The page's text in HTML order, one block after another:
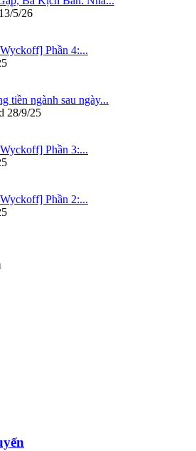
13/5/26
Phần 4:...
tiền ngành sau ngày...
28/9/25
Phần 3:...
Phần 2:...